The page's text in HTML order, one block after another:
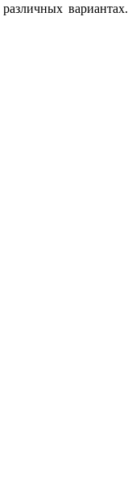
вариантах.